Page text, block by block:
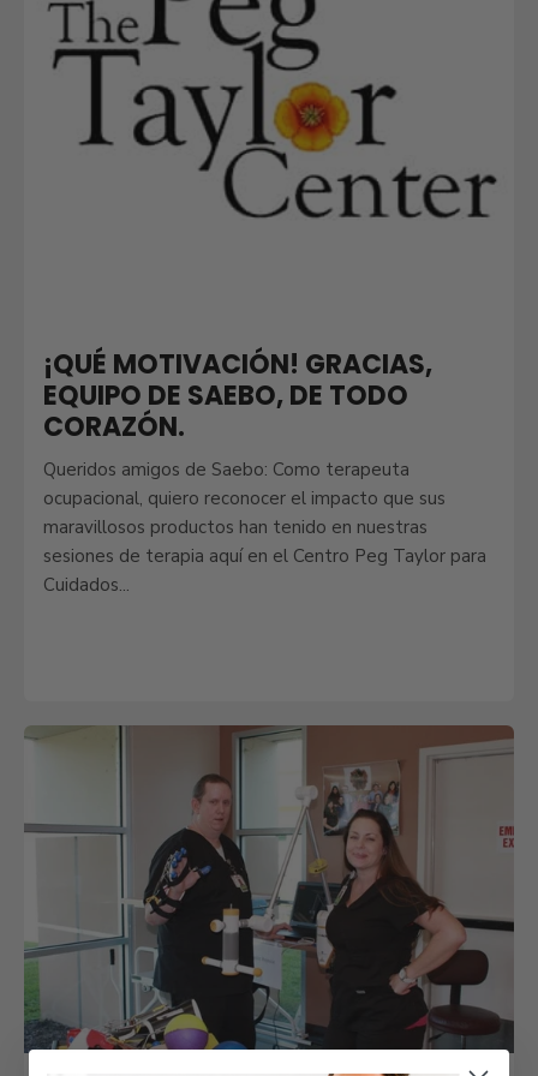
¡QUÉ MOTIVACIÓN! GRACIAS,
EQUIPO DE SAEBO, DE TODO
CORAZÓN.
Queridos amigos de Saebo: Como terapeuta
ocupacional, quiero reconocer el impacto que sus
maravillosos productos han tenido en nuestras
sesiones de terapia aquí en el Centro Peg Taylor para
Cuidados...